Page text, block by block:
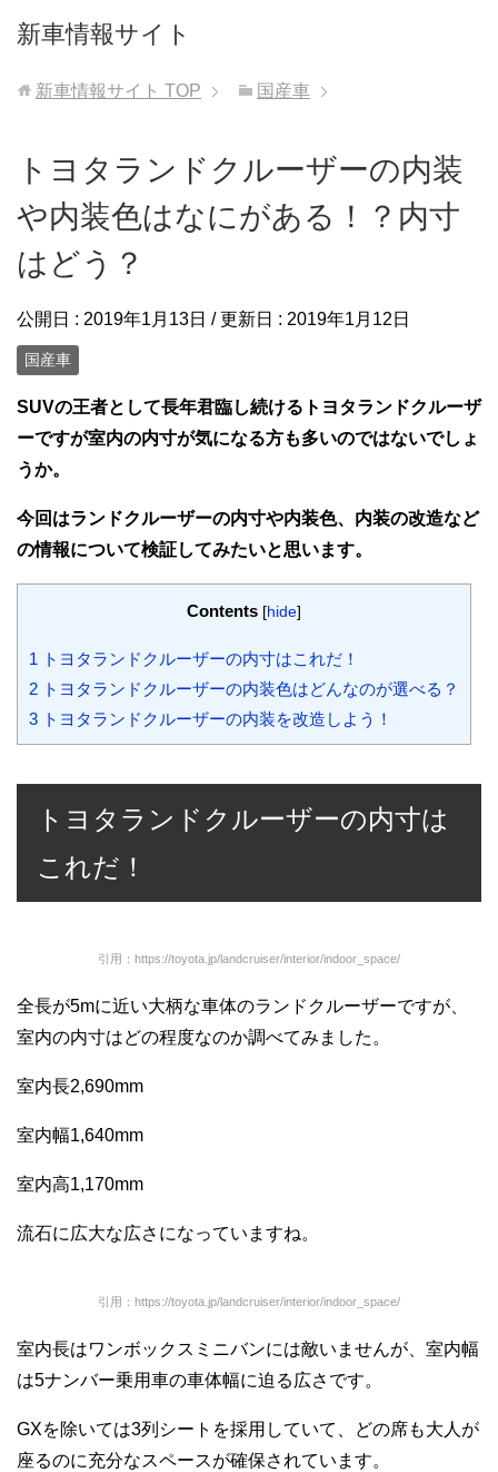
新車情報サイト
新車情報サイト TOP 国産車
トヨタランドクルーザーの内装
や内装色はなにがある！？内寸
はどう？
公開日 : 2019年1月13日 / 更新日 : 2019年1月12日
国産車
SUVの王者として長年君臨し続けるトヨタランドクルーザ
ーですが室内の内寸が気になる方も多いのではないでしょ
うか。
今回はランドクルーザーの内寸や内装色、内装の改造など
の情報について検証してみたいと思います。
Contents [hide]
1 トヨタランドクルーザーの内寸はこれだ！
2 トヨタランドクルーザーの内装色はどんなのが選べる？
3 トヨタランドクルーザーの内装を改造しよう！
トヨタランドクルーザーの内寸は
これだ！
引用：https://toyota.jp/landcruiser/interior/indoor_space/
全長が5mに近い大柄な車体のランドクルーザーですが、
室内の内寸はどの程度なのか調べてみました。
室内長2,690mm
室内幅1,640mm
室内高1,170mm
流石に広大な広さになっていますね。
引用：https://toyota.jp/landcruiser/interior/indoor_space/
室内長はワンボックスミニバンには敵いませんが、室内幅
は5ナンバー乗用車の車体幅に迫る広さです。
GXを除いては3列シートを採用していて、どの席も大人が
座るのに充分なスペースが確保されています。